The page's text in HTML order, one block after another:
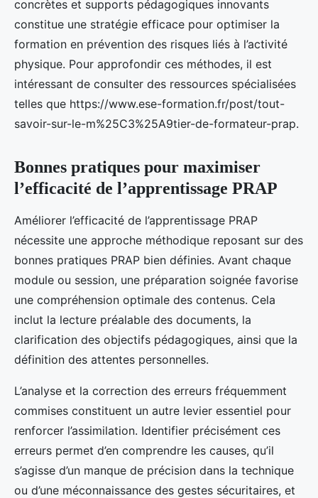
concrètes et supports pédagogiques innovants
constitue une stratégie efficace pour optimiser la
formation en prévention des risques liés à l’activité
physique. Pour approfondir ces méthodes, il est
intéressant de consulter des ressources spécialisées
telles que https://www.ese-formation.fr/post/tout-
savoir-sur-le-m%25C3%25A9tier-de-formateur-prap.
Bonnes pratiques pour maximiser
l’efficacité de l’apprentissage PRAP
Améliorer l’efficacité de l’apprentissage PRAP
nécessite une approche méthodique reposant sur des
bonnes pratiques PRAP bien définies. Avant chaque
module ou session, une préparation soignée favorise
une compréhension optimale des contenus. Cela
inclut la lecture préalable des documents, la
clarification des objectifs pédagogiques, ainsi que la
définition des attentes personnelles.
L’analyse et la correction des erreurs fréquemment
commises constituent un autre levier essentiel pour
renforcer l’assimilation. Identifier précisément ces
erreurs permet d’en comprendre les causes, qu’il
s’agisse d’un manque de précision dans la technique
ou d’une méconnaissance des gestes sécuritaires, et